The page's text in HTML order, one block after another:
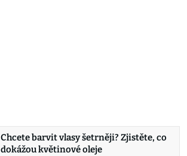
Chcete barvit vlasy šetrněji? Zjistěte, co
dokážou květinové oleje